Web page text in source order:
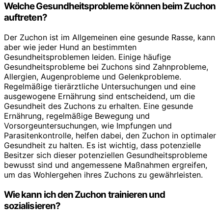
Welche Gesundheitsprobleme können beim Zuchon
auftreten?
Der Zuchon ist im Allgemeinen eine gesunde Rasse, kann
aber wie jeder Hund an bestimmten
Gesundheitsproblemen leiden. Einige häufige
Gesundheitsprobleme bei Zuchons sind Zahnprobleme,
Allergien, Augenprobleme und Gelenkprobleme.
Regelmäßige tierärztliche Untersuchungen und eine
ausgewogene Ernährung sind entscheidend, um die
Gesundheit des Zuchons zu erhalten. Eine gesunde
Ernährung, regelmäßige Bewegung und
Vorsorgeuntersuchungen, wie Impfungen und
Parasitenkontrolle, helfen dabei, den Zuchon in optimaler
Gesundheit zu halten. Es ist wichtig, dass potenzielle
Besitzer sich dieser potenziellen Gesundheitsprobleme
bewusst sind und angemessene Maßnahmen ergreifen,
um das Wohlergehen ihres Zuchons zu gewährleisten.
Wie kann ich den Zuchon trainieren und
sozialisieren?